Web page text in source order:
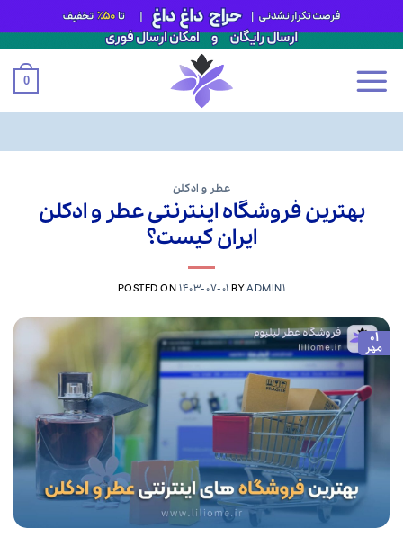
content
0
عطر و ادکلن
بهترین فروشگاه اینترنتی عطر و ادکلن
ایران کیست؟
POSTED ON1403-07-01 BYADMIN1
01
مهر